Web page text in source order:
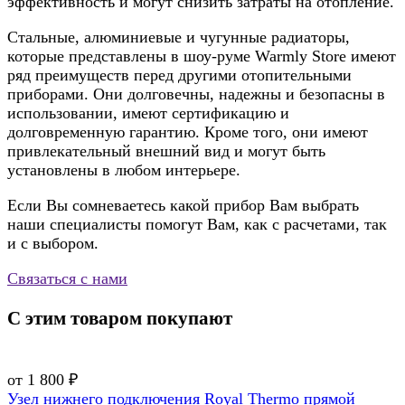
Стальные, алюминиевые и чугунные радиаторы,
которые представлены в шоу-руме Warmly Store имеют
ряд преимуществ перед другими отопительными
приборами. Они долговечны, надежны и безопасны в
использовании, имеют сертификацию и
долговременную гарантию. Кроме того, они имеют
привлекательный внешний вид и могут быть
установлены в любом интерьере.
Если Вы сомневаетесь какой прибор Вам выбрать
наши специалисты помогут Вам, как с расчетами, так
и с выбором.
Связаться с нами
С этим товаром покупают
от 1 800 ₽
Узел нижнего подключения Royal Thermo прямой